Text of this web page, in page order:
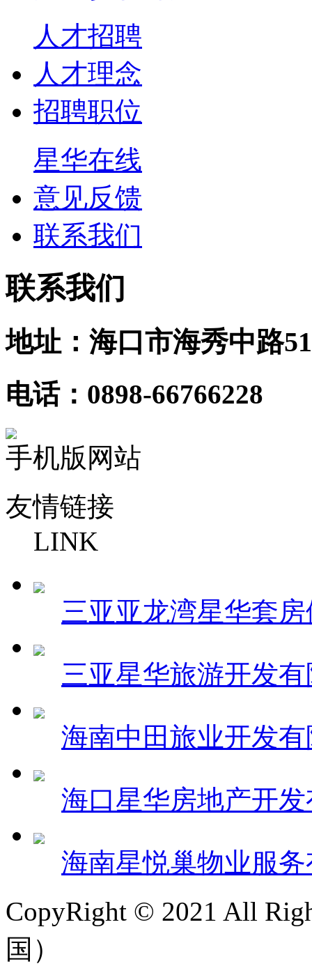
人才招聘
人才理念
招聘职位
星华在线
意见反馈
联系我们
联系我们
地址：海口市海秀中路
电话：0898-66766228
手机版网站
友情链接
LINK
三亚亚龙湾星华套
三亚星华旅游开发
海南中田旅业开发
海口星华房地产开
海南星悦巢物业服
CopyRight © 2021 All
国）